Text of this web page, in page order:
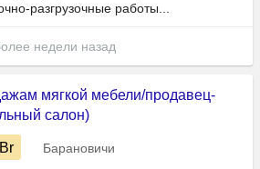
разгрузочные работы...
недели назад
мягкой мебели/продавец-
салон)
Br
Барановичи